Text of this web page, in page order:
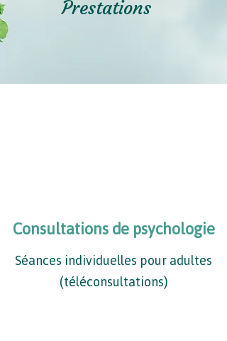
Prestations
Consultations de psychologie
Séances individuelles pour adultes
(téléconsultations)